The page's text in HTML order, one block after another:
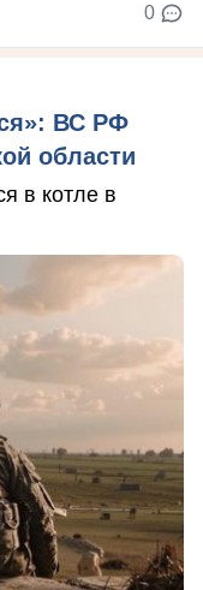
0
ВС РФ
области
в котле в